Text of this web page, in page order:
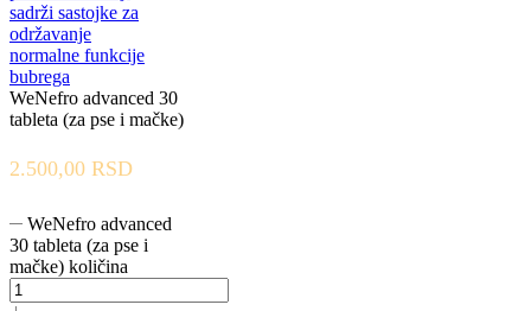
WeNefro advanced 30
tableta (za pse i mačke)
2.500,00 RSD
WeNefro advanced
30 tableta (za pse i
mačke) količina